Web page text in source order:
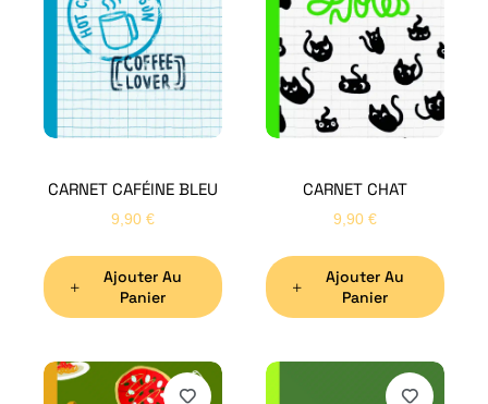
CARNET CAFÉINE BLEU
9,90 €
Ajouter Au
Panier
CARNET CHAT
9,90 €
Ajouter Au
Panier